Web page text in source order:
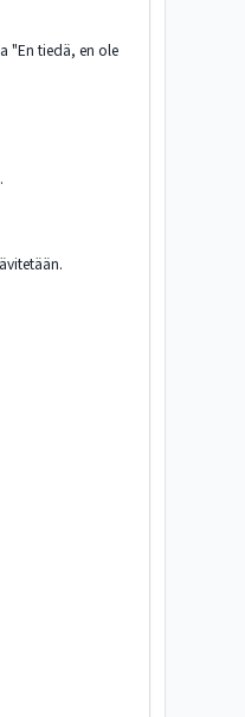
"En tiedä, en ole